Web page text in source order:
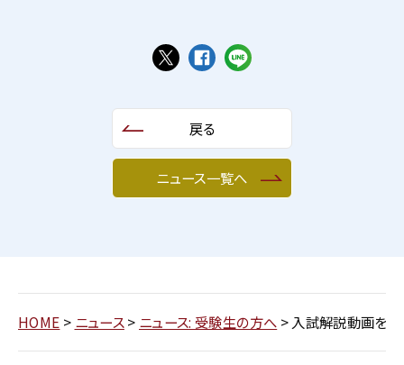
戻る
ニュース一覧へ
HOME > ニュース> ニュース: 受験生の方へ >入試解説動画を公